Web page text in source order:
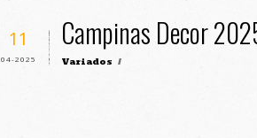
11
04-2025
Campinas Decor
Variados /